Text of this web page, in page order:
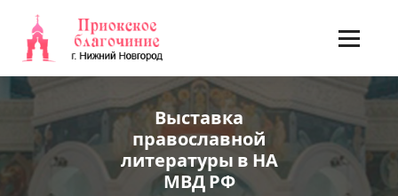
содержимому
Выставка
православной
литературы в НА
МВД РФ